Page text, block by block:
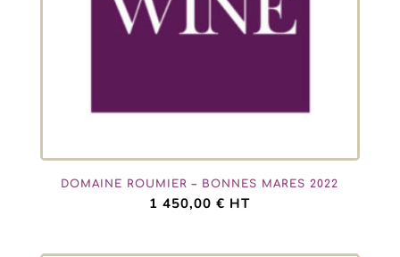
DOMAINE ROUMIER – BONNES MARES 2022
1 450,00€ HT